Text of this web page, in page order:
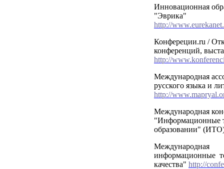
Инновационная
"Эврика"
http://
Конфереции.ru /
конференций,
http://
Международная
русского языка и
http://
Международная
"Информационные
образовании"
информационные
качества" http://